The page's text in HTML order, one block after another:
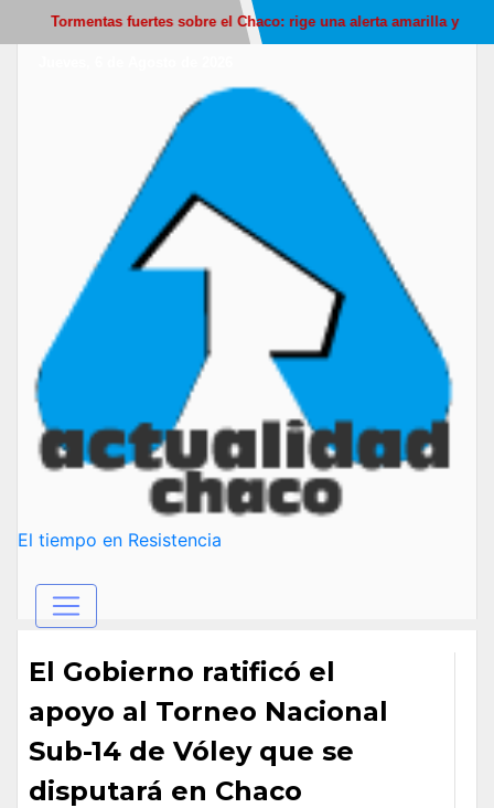
fuertes sobre el Chaco: rige una alerta amarilla y anticipan descenso
El tiempo en Resistencia
El Gobierno ratificó el
apoyo al Torneo Nacional
Sub-14 de Vóley que se
disputará en Chaco